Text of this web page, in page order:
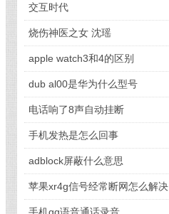
交互时代
烧伤神医之女 沈瑶
apple watch3和4的区别
dub al00是华为什么型号
电话响了8声自动挂断
手机发热是怎么回事
adblock屏蔽什么意思
苹果xr4g信号经常断网怎么解决
手机qq语音通话录音